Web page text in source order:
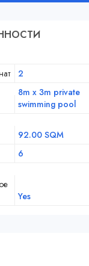
2
8m x 3m private
swimming pool
92.00 SQM
6
Yes